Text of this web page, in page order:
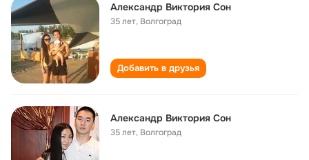
Александр Виктория Сон
35 лет, Волгоград
Добавить в друзья
Александр Виктория Сон
35 лет, Волгоград